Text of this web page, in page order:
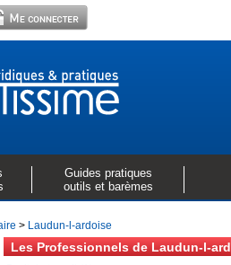
Guides pratiques
outils et barèmes
> Laudun-l-ardoise
Les Professionnels de Laudun-l-